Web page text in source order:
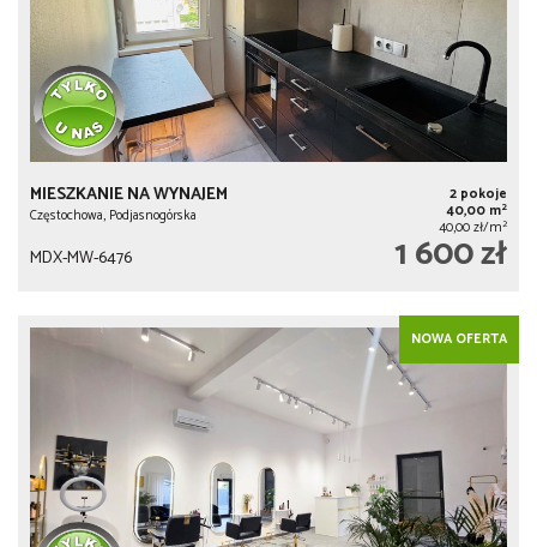
MIESZKANIE NA WYNAJEM
Częstochowa, Podjasnogórska
2 pokoje
40,00 m2
40,00 zł/m2
MDX-MW-6476 1 600 zł
NOWA OFERTA